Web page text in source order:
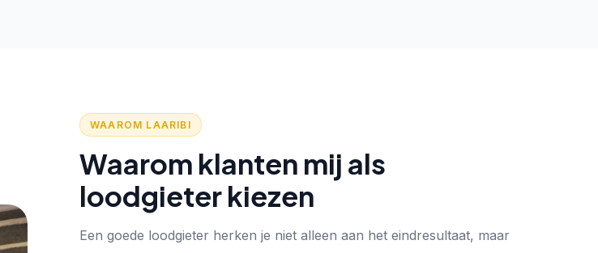
WAAROM LAARIBI
Waarom klanten mij als
loodgieter kiezen
Een goede loodgieter herken je niet alleen aan het eindresultaat, maar